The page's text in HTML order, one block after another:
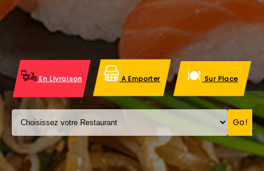
LA CARTE
VOS AVIS
MENTIONS LÉGALES
C.G.V
En Livraison A Emporter Sur Place
Go!